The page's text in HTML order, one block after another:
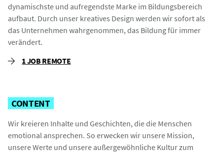
dynamischste und aufregendste Marke im Bildungsbereich
aufbaut. Durch unser kreatives Design werden wir sofort als
das Unternehmen wahrgenommen, das Bildung für immer
verändert.
1 JOB REMOTE
CONTENT
Wir kreieren Inhalte und Geschichten, die die Menschen
emotional ansprechen. So erwecken wir unsere Mission,
unsere Werte und unsere außergewöhnliche Kultur zum